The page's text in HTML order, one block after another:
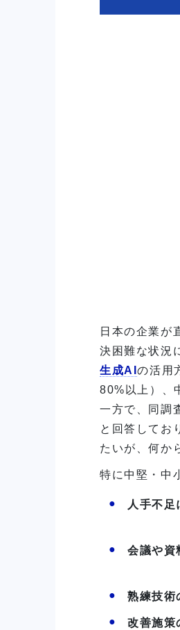
日本の企業が
決困難な状況
生成AIの活用
80%以上）、
一方で、同調
と回答してお
たいが、何か
特に中堅・中
人手不
会議や資
熟練技術
改善施策